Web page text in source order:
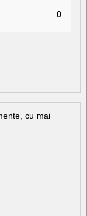
0
cu mai